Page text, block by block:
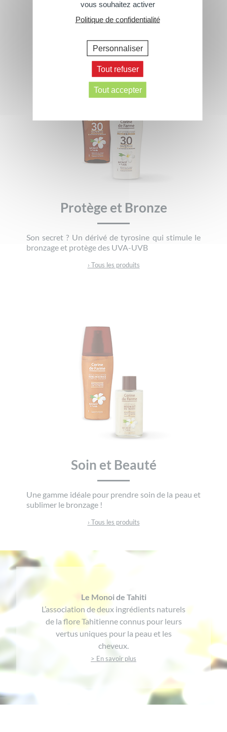
› Tous les produits
Protège et Bronze
Son secret ? Un dérivé de tyrosine qui stimule le
bronzage et protège des UVA-UVB
› Tous les produits
Soin et Beauté
Une gamme idéale pour prendre soin de la peau et
sublimer le bronzage !
› Tous les produits
Le Monoi de Tahiti
L’association de deux ingrédients naturels
de la flore Tahitienne connus pour leurs
vertus uniques pour la peau et les
cheveux.
> En savoir plus
vous souhaitez activer
Politique de confidentialité
Personnaliser
Tout refuser
Tout accepter